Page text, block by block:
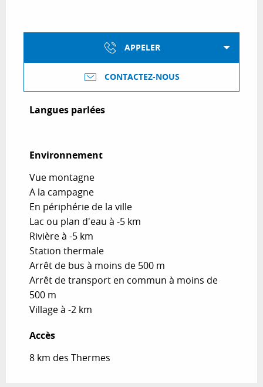
APPELER
CONTACTEZ-NOUS
Langues parlées
Langues parlées
Environnement
Environnement
Vue montagne
A la campagne
En périphérie de la ville
Lac ou plan d'eau à -5 km
Rivière à -5 km
Station thermale
Arrêt de bus à moins de 500 m
Arrêt de transport en commun à moins de
500 m
Village à -2 km
Accès
Accès
8 km des Thermes